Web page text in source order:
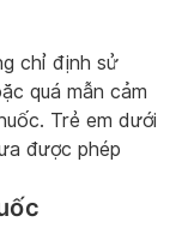
chỉ định sử
quá mẫn cảm
Trẻ em dưới
được phép